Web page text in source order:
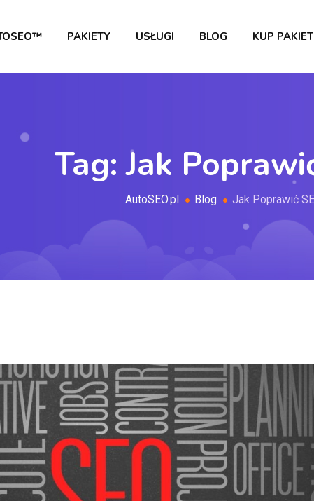
PAKIETY USŁUGI BLOG KUP
Tag:Jak
AutoSEO.pl Blog Jak Poprawić